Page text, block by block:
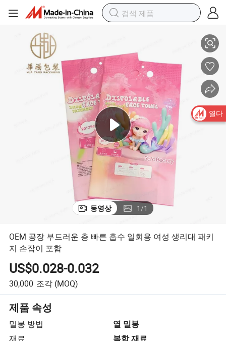
동영상 1/1
OEM 공장 부드러운 층 빠른 흡수 일회용 여성 생리대 패키
지 손잡이 포함
US$0.028-0.032
30,000 조각 (MOQ)
제품 속성
밀봉 방법
열 밀봉
재료
복합 재료
열다